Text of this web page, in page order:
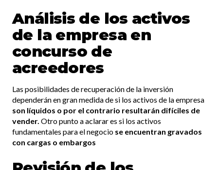
Análisis de los activos
de la empresa en
concurso de
acreedores
Las posibilidades de recuperación de la inversión
dependerán en gran medida de si los activos de la empresa
son líquidos o por el contrario resultarán difíciles de
vender. Otro punto a aclarar es si los activos
fundamentales para el negocio se encuentran gravados
con cargas o embargos